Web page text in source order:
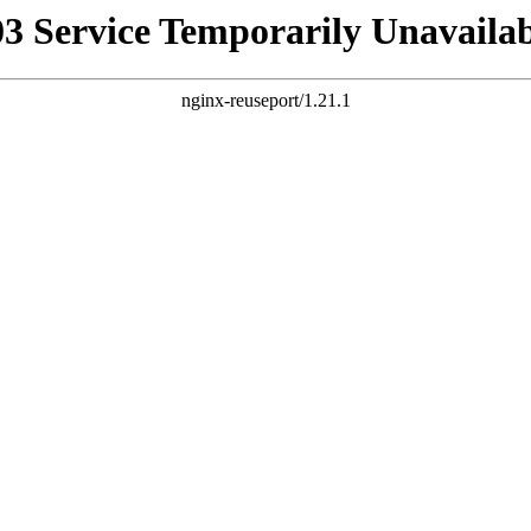
Service Temporarily
nginx-reuseport/1.21.1